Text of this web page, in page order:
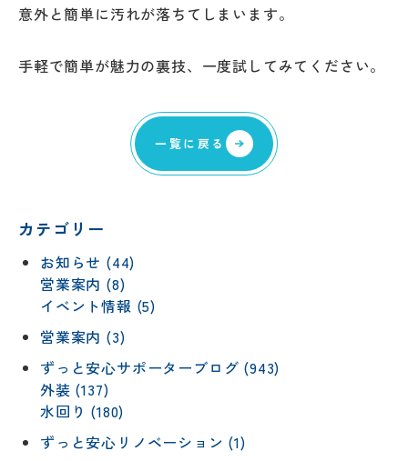
意外と簡単に汚れが落ちてしまいます。
手軽で簡単が魅力の裏技、一度試してみてください。
一覧に戻る
カテゴリー
お知らせ (44)
営業案内 (8)
イベント情報 (5)
営業案内 (3)
ずっと安心サポーターブログ (943)
外装 (137)
水回り (180)
ずっと安心リノベーション (1)